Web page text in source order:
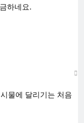
하네요.
물에 달리기는 처음